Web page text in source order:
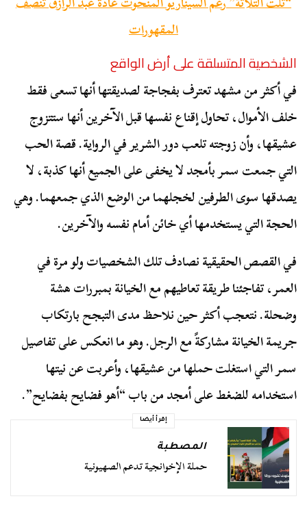
المقهورات
الشخصية المتسلقة على أرض الواقع
في أكثر من مشهد تعترف بفجاجة لصديقتها أنها تسعى فقط
خلف الأموال، تحاول إقناع نفسها قبل الآخرين أنها ستتزوج
عشيقها، وأن زوجته تلعب دور الشرير في الرواية. قصة الحب
التي جمعت سمر بأمجد لا يخفى على الجميع أنها كذبة، لا
يصدقها سوى الطرفين لخجلهما من الوضع الذي جمعهما. وهي
الحجة التي يستخدمها أي خائن أمام نفسه والآخرين.
في القصص الحقيقية نصادف تلك الشخصيات ولو مرة في
العمر، تفاجئنا طريقة تعاطيهم مع الخيانة بمبررات هشة
وضحلة. نتعجب أكثر حين نلاحظ مدى التبجح بارتكاب
جريمة الخيانة مشاركةً مع الرجل. وهو ما انعكس على تفاصيل
سمر التي استغلت حملها من عشيقها، وأعربت عن نيتها
استخدامه للضغط على أمجد من باب “أهو فضايح بفضايح”.
إقرأ أيضا
المصطبة
حملة الإخوانجية تدعم الصهيونية